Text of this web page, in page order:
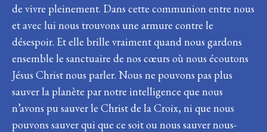
de vivre pleinement. Dans cette communion entre nous
et avec lui nous trouvons une armure contre le
désespoir. Et elle brille vraiment quand nous gardons
ensemble le sanctuaire de nos cœurs où nous écoutons
Jésus Christ nous parler. Nous ne pouvons pas plus
sauver la planète par notre intelligence que nous
n’avons pu sauver le Christ de la Croix, ni que nous
pouvons sauver qui que ce soit ou nous sauver nous-